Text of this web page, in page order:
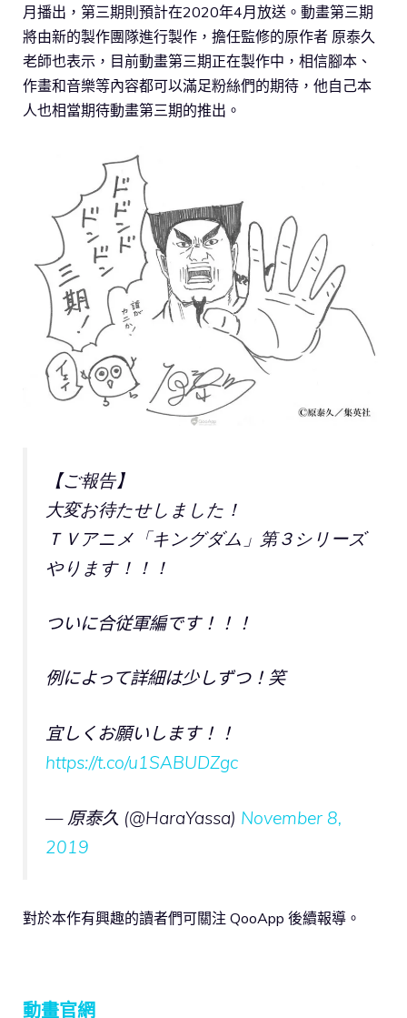
月播出，第三期則預計在2020年4月放送。動畫第三期
將由新的製作團隊進行製作，擔任監修的原作者 原泰久
老師也表示，目前動畫第三期正在製作中，相信腳本、
作畫和音樂等內容都可以滿足粉絲們的期待，他自己本
人也相當期待動畫第三期的推出。
【ご報告】
大変お待たせしました！
ＴＶアニメ「キングダム」第３シリーズ
やります！！！
ついに合従軍編です！！！
例によって詳細は少しずつ！笑
宜しくお願いします！！
https://t.co/u1SABUDZgc
— 原泰久 (@HaraYassa) November 8,
2019
對於本作有興趣的讀者們可關注 QooApp 後續報導。
動畫官網